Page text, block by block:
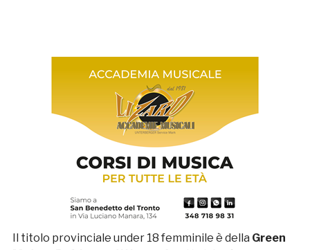
Il titolo provinciale under 18 femminile è della Green